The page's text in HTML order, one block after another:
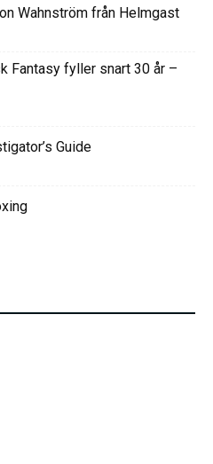
Wahnström från Helmgast
Fantasy fyller snart 30 år –
Guide